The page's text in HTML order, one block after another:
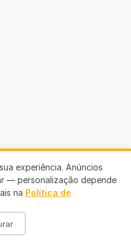
experiência. Anúncios
— personalização depende
na Política de